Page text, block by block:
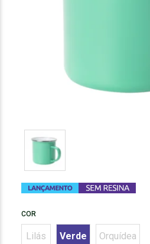
COR
Lilás Verde Orquídea